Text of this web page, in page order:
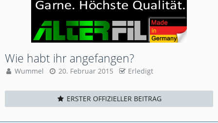
Wie habt ihr angefangen?
Wummel 20. Februar 2015 Erledigt
ERSTER OFFIZIELLER BEITRAG